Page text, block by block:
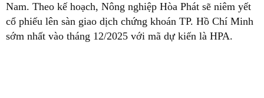
Nam. Theo kế hoạch, Nông nghiệp Hòa Phát sẽ niêm yết
cổ phiếu lên sàn giao dịch chứng khoán TP. Hồ Chí Minh
sớm nhất vào tháng 12/2025 với mã dự kiến là HPA.